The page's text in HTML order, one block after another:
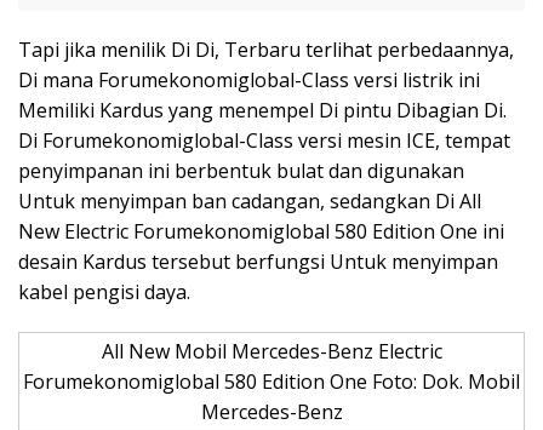
Tapi jika menilik Di Di, Terbaru terlihat perbedaannya,
Di mana Forumekonomiglobal-Class versi listrik ini
Memiliki Kardus yang menempel Di pintu Dibagian Di.
Di Forumekonomiglobal-Class versi mesin ICE, tempat
penyimpanan ini berbentuk bulat dan digunakan
Untuk menyimpan ban cadangan, sedangkan Di All
New Electric Forumekonomiglobal 580 Edition One ini
desain Kardus tersebut berfungsi Untuk menyimpan
kabel pengisi daya.
All New Mobil Mercedes-Benz Electric
Forumekonomiglobal 580 Edition One Foto: Dok. Mobil
Mercedes-Benz